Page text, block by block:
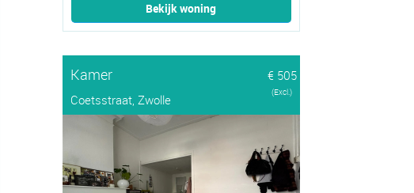
Bekijk woning
Kamer
€ 505
Coetsstraat, Zwolle
(Excl.)